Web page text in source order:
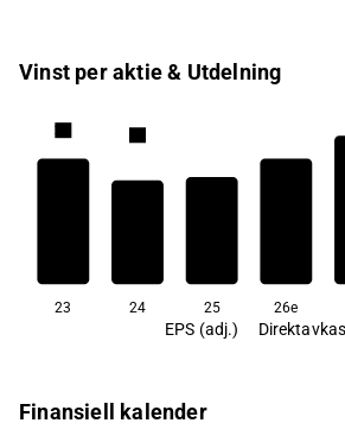
Vinst per aktie & Utdelning
2,9
23 24 25 26e
EPS (adj.)
Finansiell kalender